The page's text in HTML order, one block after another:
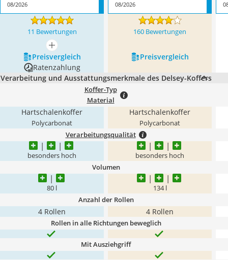
08/2026
08/2026
11 Bewertungen 160 Bewertungen
mehr anzeigen
Preis­vergleich
Preis­vergleich
Ratenzahlung
Verarbeitung und Ausstattungsmerkmale des Delsey-Koffers
Koffer-Typ
Material
Hartschalenkoffer
Polycarbonat
Hartschalenkoffer
Polycarbonat
Verarbeitungsqualität
besonders hoch besonders hoch
Volumen
80 l 134 l
Anzahl der Rollen
4 Rollen 4 Rollen
Rollen in alle Richtungen beweglich
Mit Ausziehgriff